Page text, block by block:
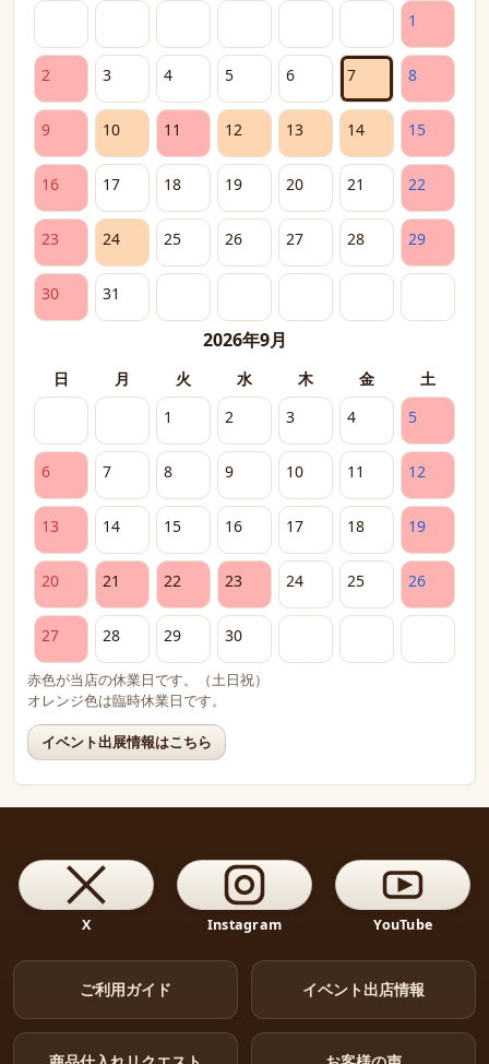
1
2 3 4 5 6 7 8
9 10 11 12 13 14 15
16 17 18 19 20 21 22
23 24 25 26 27 28 29
30 31
2026年9月
日 月 火 水 木 金
土
1
2 3 4 5
6 7 8 9 10 11 12
13 14 15 16 17 18 19
20 21 22 23 24 25 26
27 28 29 30
赤色が当店の休業日です。（土日祝）
オレンジ色は臨時休業日です。
イベント出展情報はこちら
X Instagram YouTube
ご利用ガイド イベント出店情報